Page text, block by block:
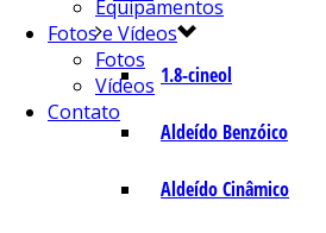
1.8-cineol
Aldeído Benzóico
Aldeído Cinâmico
Equipamentos
Fotos e Vídeos
Fotos
Vídeos
Contato